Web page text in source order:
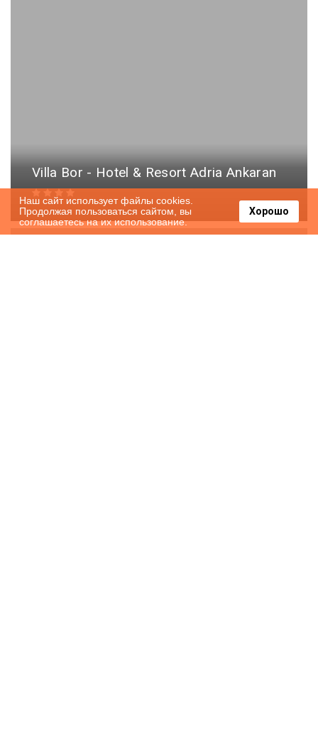
Villa Bor - Hotel & Resort Adria Ankaran
Наш сайт использует файлы cookies.
Продолжая пользоваться сайтом, вы
соглашаетесь на их использование.
Хорошо